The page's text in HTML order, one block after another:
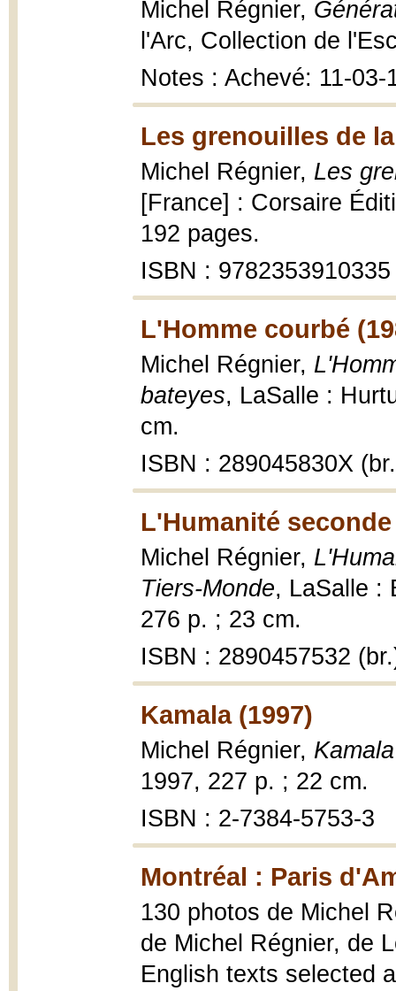
Michel Régnier,
l'Arc, Collection de
Notes : Achevé: 11-03-
Les grenouilles de
Michel Régnier, Les
[France] : Corsaire
192 pages.
ISBN : 9782353910335
L'Homme courbé
Michel Régnier,
bateyes, LaSalle :
cm.
ISBN : 289045830X
L'Humanité seconde
Michel Régnier,
Tiers-Monde, LaSalle :
276 p. ; 23 cm.
ISBN : 2890457532
Kamala (1997)
Michel Régnier,
1997, 227 p. ; 22 cm.
ISBN : 2-7384-5753-3
Montréal : Paris
130 photos de Michel
de Michel Régnier, de
English texts selected